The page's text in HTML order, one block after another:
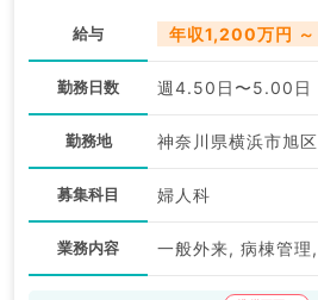
給与 年収1,200万円 ～
勤務日数 週4.50日〜5.00日
勤務地 神奈川県横浜市旭区
募集科目 婦人科
業務内容